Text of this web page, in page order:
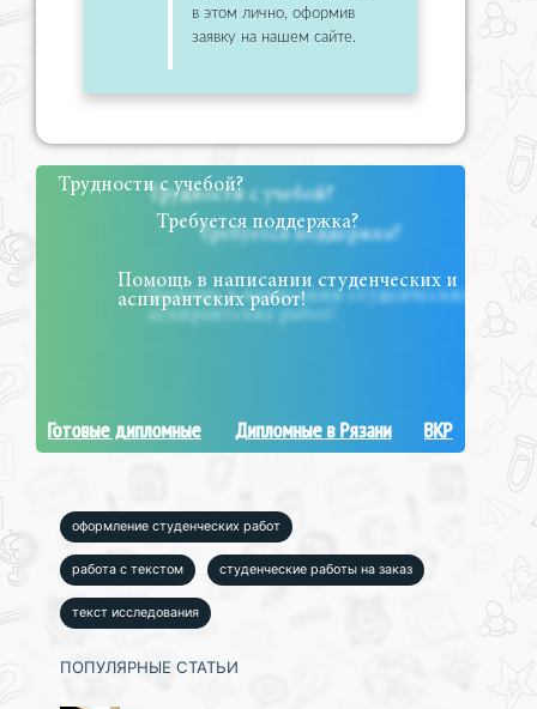
в этом лично, оформив
заявку на нашем сайте.
Трудности с учебой?
Требуется поддержка?
Помощь в написании студенческих и
аспирантских работ!
Готовые дипломные Дипломные в Рязани ВКР
оформление студенческих работ
работа с текстом студенческие работы на заказ
текст исследования
ПОПУЛЯРНЫЕ СТАТЬИ